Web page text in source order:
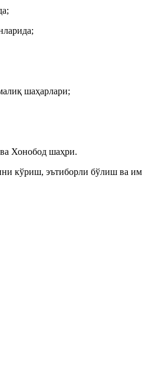
шаҳарлари;
Хонобод шаҳри.
кўриш, эътиборли бўлиш ва